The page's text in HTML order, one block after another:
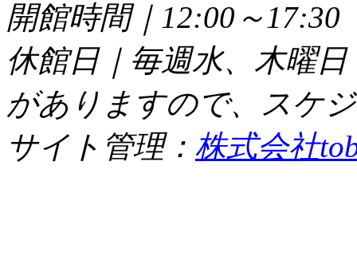
開館時間｜12:00～
休館日｜毎週水、木曜
がありますので、スケ
サイト管理： 株式会社